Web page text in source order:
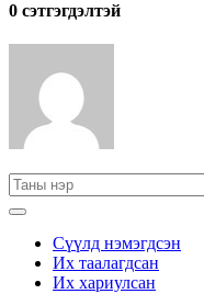
0 cэтгэгдэлтэй
Сүүлд нэмэгдсэн
Их таалагдсан
Их хариулсан